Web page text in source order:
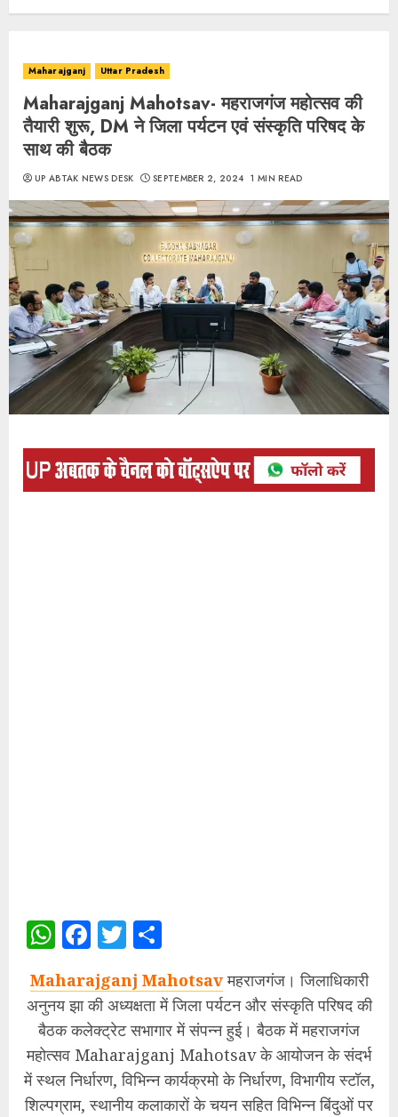
Maharajganj Uttar Pradesh
Maharajganj Mahotsav- महराजगंज महोत्सव की
तैयारी शुरू, DM ने जिला पर्यटन एवं संस्कृति परिषद के
साथ की बैठक
UP ABTAK NEWS DESK SEPTEMBER 2, 2024 1 MIN READ
WhatsApp
Facebook
Twitter
Maharajganj Mahotsavमहराजगंज। जिलाधिकारी
अनुनय झा की अध्यक्षता में जिला पर्यटन और संस्कृति परिषद की
बैठक कलेक्ट्रेट सभागार में संपन्न हुई। बैठक में महराजगंज
महोत्सव Maharajganj Mahotsav के आयोजन के संदर्भ
में स्थल निर्धारण, विभिन्न कार्यक्रमो के निर्धारण, विभागीय स्टॉल,
शिल्पग्राम, स्थानीय कलाकारों के चयन सहित विभिन्न बिंदुओं पर